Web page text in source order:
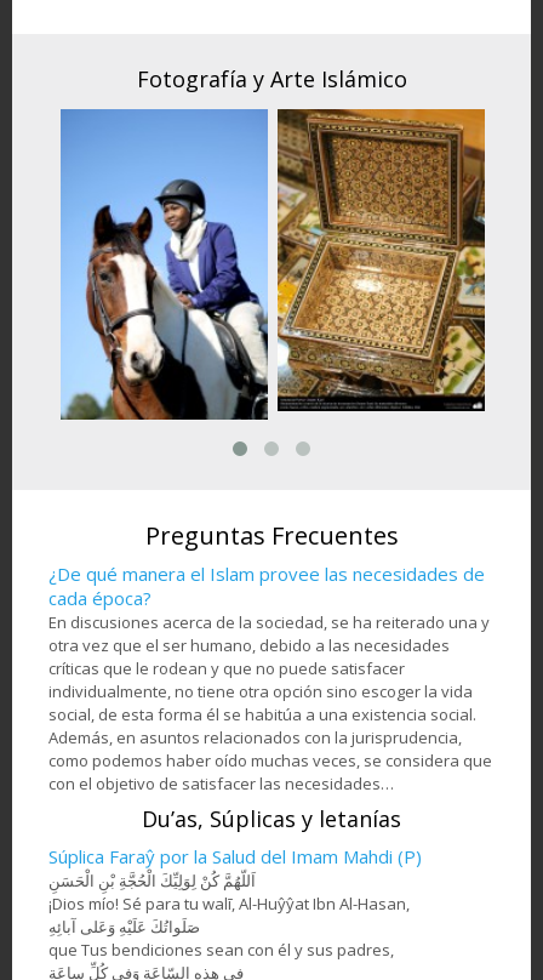
Fotografía y Arte Islámico
Atleta de equitación
Artesanía- Jatam Kari
Preguntas Frecuentes
¿De qué manera el Islam provee las necesidades de
cada época?
En discusiones acerca de la sociedad, se ha reiterado una y
otra vez que el ser humano, debido a las necesidades
críticas que le rodean y que no puede satisfacer
individualmente, no tiene otra opción sino escoger la vida
social, de esta forma él se habitúa a una existencia social.
Además, en asuntos relacionados con la jurisprudencia,
como podemos haber oído muchas veces, se considera que
con el objetivo de satisfacer las necesidades…
Du’as, Súplicas y letanías
Súplica Faraŷ por la Salud del Imam Mahdi (P)
اَللّهُمَّ كُنْ لِوَلِيِّكَ الْحُجَّةِ بْنِ الْحَسَنِ
¡Dios mío! Sé para tu walī, Al-Huŷŷat Ibn Al-Hasan,
صَلَواتُكَ عَلَيْهِ وَعَلى آبائِهِ
que Tus bendiciones sean con él y sus padres,
في هذِهِ السّاعَةِ وَفي كُلِّ ساعَةٍ